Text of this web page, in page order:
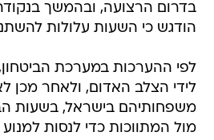
בדרום הרצועה, ובהמשך
הודגש כי השעות עלולות
לפי ההערכות במערכת
לידי הצלב האדום, ולאחר מכן
משפחותיהם בישראל, בשעות
מול המתווכות כדי לנסות